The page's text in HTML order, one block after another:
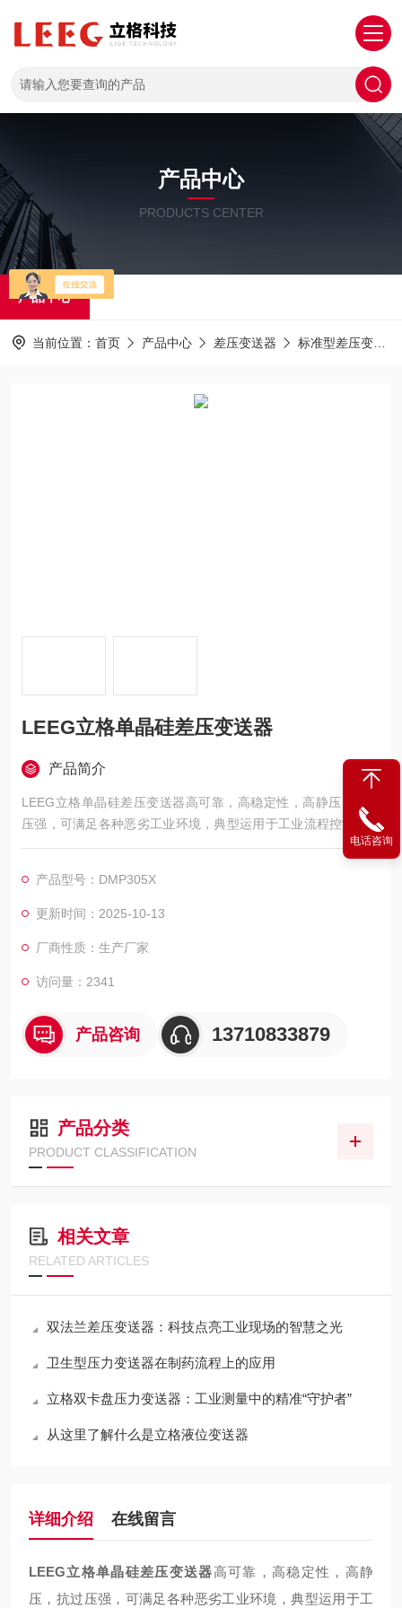
产品中心
PRODUCTS CENTER
产品中心
当前位置： 首页 产品中心 差压变送器 标准型差压变送器
LEEG立格单晶硅差压变送器
产品简介
LEEG立格单晶硅差压变送器高可靠，高稳定性，高静压，抗过
压强，可满足各种恶劣工业环境，典型运用于工业流程控制，烟
气在线监测系统，测漏设备系统。
产品型号：DMP305X
更新时间：2025-10-13
厂商性质：生产厂家
访问量：2341
产品咨询 13710833879
产品分类
PRODUCT CLASSIFICATION
相关文章
RELATED ARTICLES
双法兰差压变送器：科技点亮工业现场的智慧之光
卫生型压力变送器在制药流程上的应用
立格双卡盘压力变送器：工业测量中的精准“守护者”
从这里了解什么是立格液位变送器
详细介绍 在线留言
LEEG立格单晶硅差压变送器高可靠，高稳定性，高静
压，抗过压强，可满足各种恶劣工业环境，典型运用于工
电话咨询